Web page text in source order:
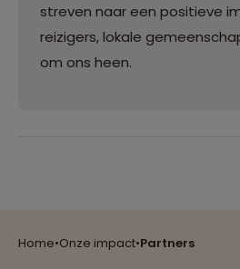
Home•Onze impact•Partners
streven naar een positieve
reizigers, lokale
om ons heen.